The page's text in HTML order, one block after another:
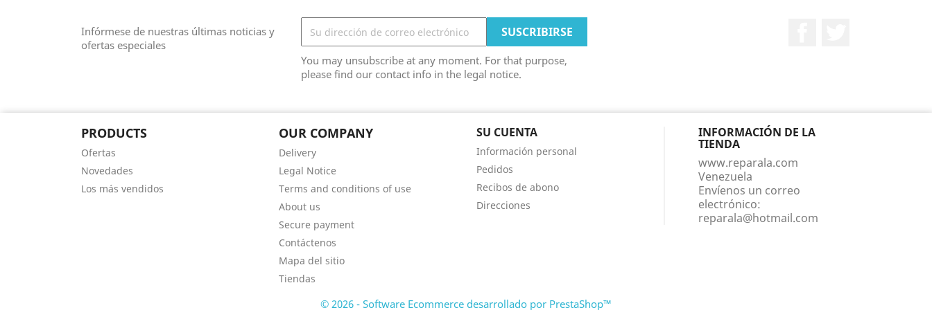
Infórmese de nuestras últimas noticias y
ofertas especiales
You may unsubscribe at any moment. For that purpose,
please find our contact info in the legal notice.
PRODUCTS
Ofertas
Novedades
Los más vendidos
OUR COMPANY
Delivery
Legal Notice
Terms and conditions of use
About us
Secure payment
Contáctenos
Mapa del sitio
Tiendas
SU CUENTA
Información personal
Pedidos
Recibos de abono
Direcciones
INFORMACIÓN DE LA
TIENDA
www.reparala.com
Venezuela
Envíenos un correo
electrónico:
reparala@hotmail.com
© 2026 - Software Ecommerce desarrollado por PrestaShop™